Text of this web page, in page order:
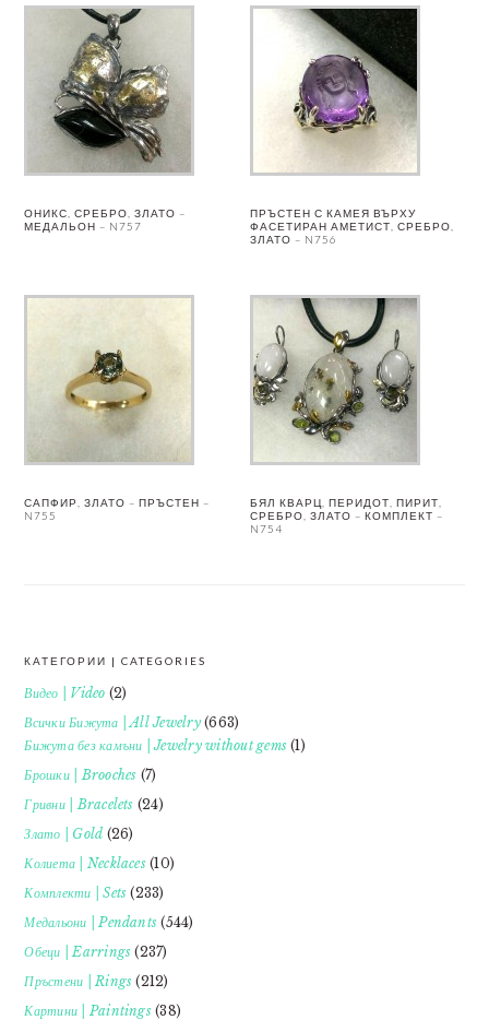
ОНИКС, СРЕБРО, ЗЛАТО –
МЕДАЛЬОН – N757
ПРЪСТЕН С КАМЕЯ ВЪРХУ
ФАСЕТИРАН АМЕТИСТ, СРЕБРО,
ЗЛАТО – N756
САПФИР, ЗЛАТО – ПРЪСТЕН –
N755
БЯЛ КВАРЦ, ПЕРИДОТ, ПИРИТ,
СРЕБРО, ЗЛАТО – КОМПЛЕКТ –
N754
FOOTER
КАТЕГОРИИ | CATEGORIES
Видео | Video (2)
Всички Бижута | All Jewelry(663)
Бижута без камъни | Jewelry without gems (1)
Брошки | Brooches (7)
Гривни | Bracelets (24)
Злато | Gold (26)
Колиета | Necklaces(10)
Комплекти | Sets (233)
Медальони | Pendants (544)
Обеци | Earrings (237)
Пръстени | Rings (212)
Картини | Paintings(38)